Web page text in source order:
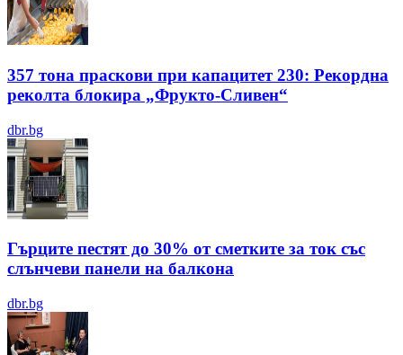
357 тона праскови при капацитет 230: Рекордна
реколта блокира „Фрукто-Сливен“
dbr.bg
Гърците пестят до 30% от сметките за ток със
слънчеви панели на балкона
dbr.bg